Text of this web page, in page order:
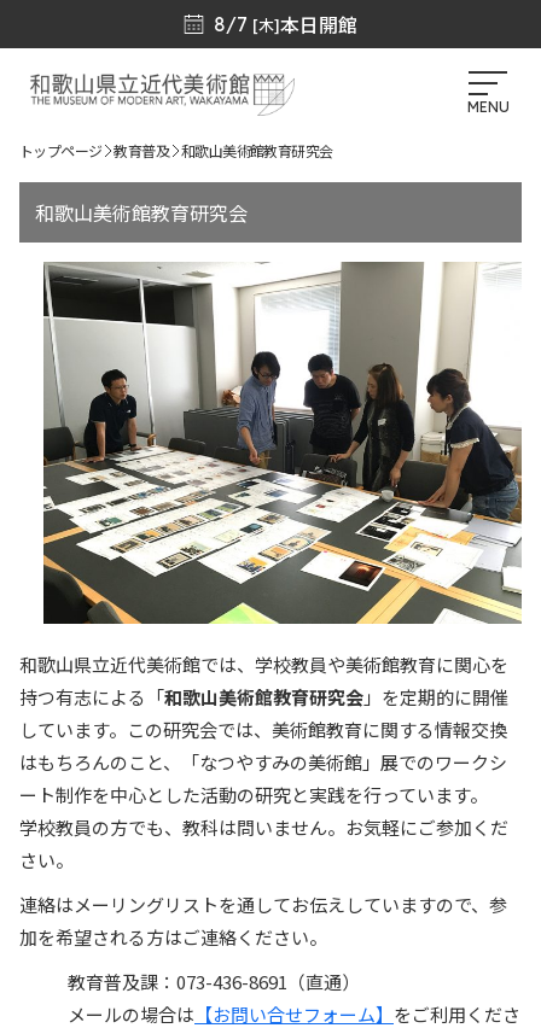
8/7 [木]本日開館
MENU
トップページ 教育普及 和歌山美術館教育研究会
和歌山美術館教育研究会
和歌山県立近代美術館では、学校教員や美術館教育に関心を
持つ有志による「和歌山美術館教育研究会」を定期的に開催
しています。この研究会では、美術館教育に関する情報交換
はもちろんのこと、「なつやすみの美術館」展でのワークシ
ート制作を中心とした活動の研究と実践を行っています。
学校教員の方でも、教科は問いません。お気軽にご参加くだ
さい。
連絡はメーリングリストを通してお伝えしていますので、参
加を希望される方はご連絡ください。
教育普及課：073-436-8691（直通）
メールの場合は 【お問い合せフォーム】 をご利用くださ